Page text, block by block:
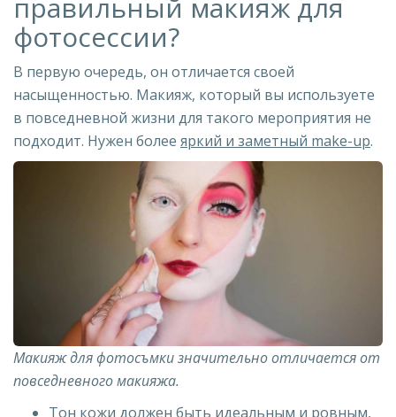
фотосессии?
В первую очередь, он отличается своей
насыщенностью. Макияж, который вы используете
в повседневной жизни для такого мероприятия не
подходит. Нужен более яркий и заметный make-up.
Макияж для фотосъмки значительно отличается от
повседневного макияжа.
Тон кожи должен быть идеальным и ровным,